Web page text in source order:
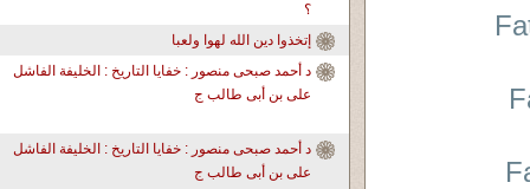
؟
إتخذوا دين الله لهوا ولعبا
د أحمد صبحى منصور : خفايا التاريخ : الخليفة الفاشل
على بن أبى طالب ج
د أحمد صبحى منصور : خفايا التاريخ : الخليفة الفاشل
على بن أبى طالب ج